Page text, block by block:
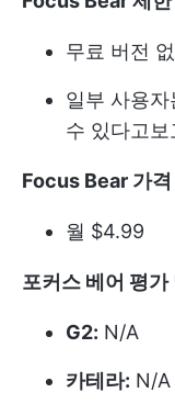
무료 버전
일부 사용
수 있다고
Focus Bear 가격
월 $4.99
포커스 베어 평가
G2: N/A
카테라: N/A